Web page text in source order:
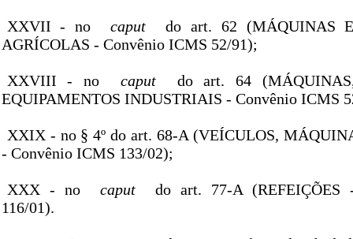
XXVII - no caput
do art. 62 (MÁQUINAS
AGRÍCOLAS - Convênio ICMS 52/91);
XXVIII - no caput
do art. 64
EQUIPAMENTOS INDUSTRIAIS - Convênio ICMS
XXIX - no § 4º do art. 68-A (VEÍCULOS,
- Convênio ICMS 133/02);
XXX - no caput
do art. 77-A (REFEIÇÕES
116/01).